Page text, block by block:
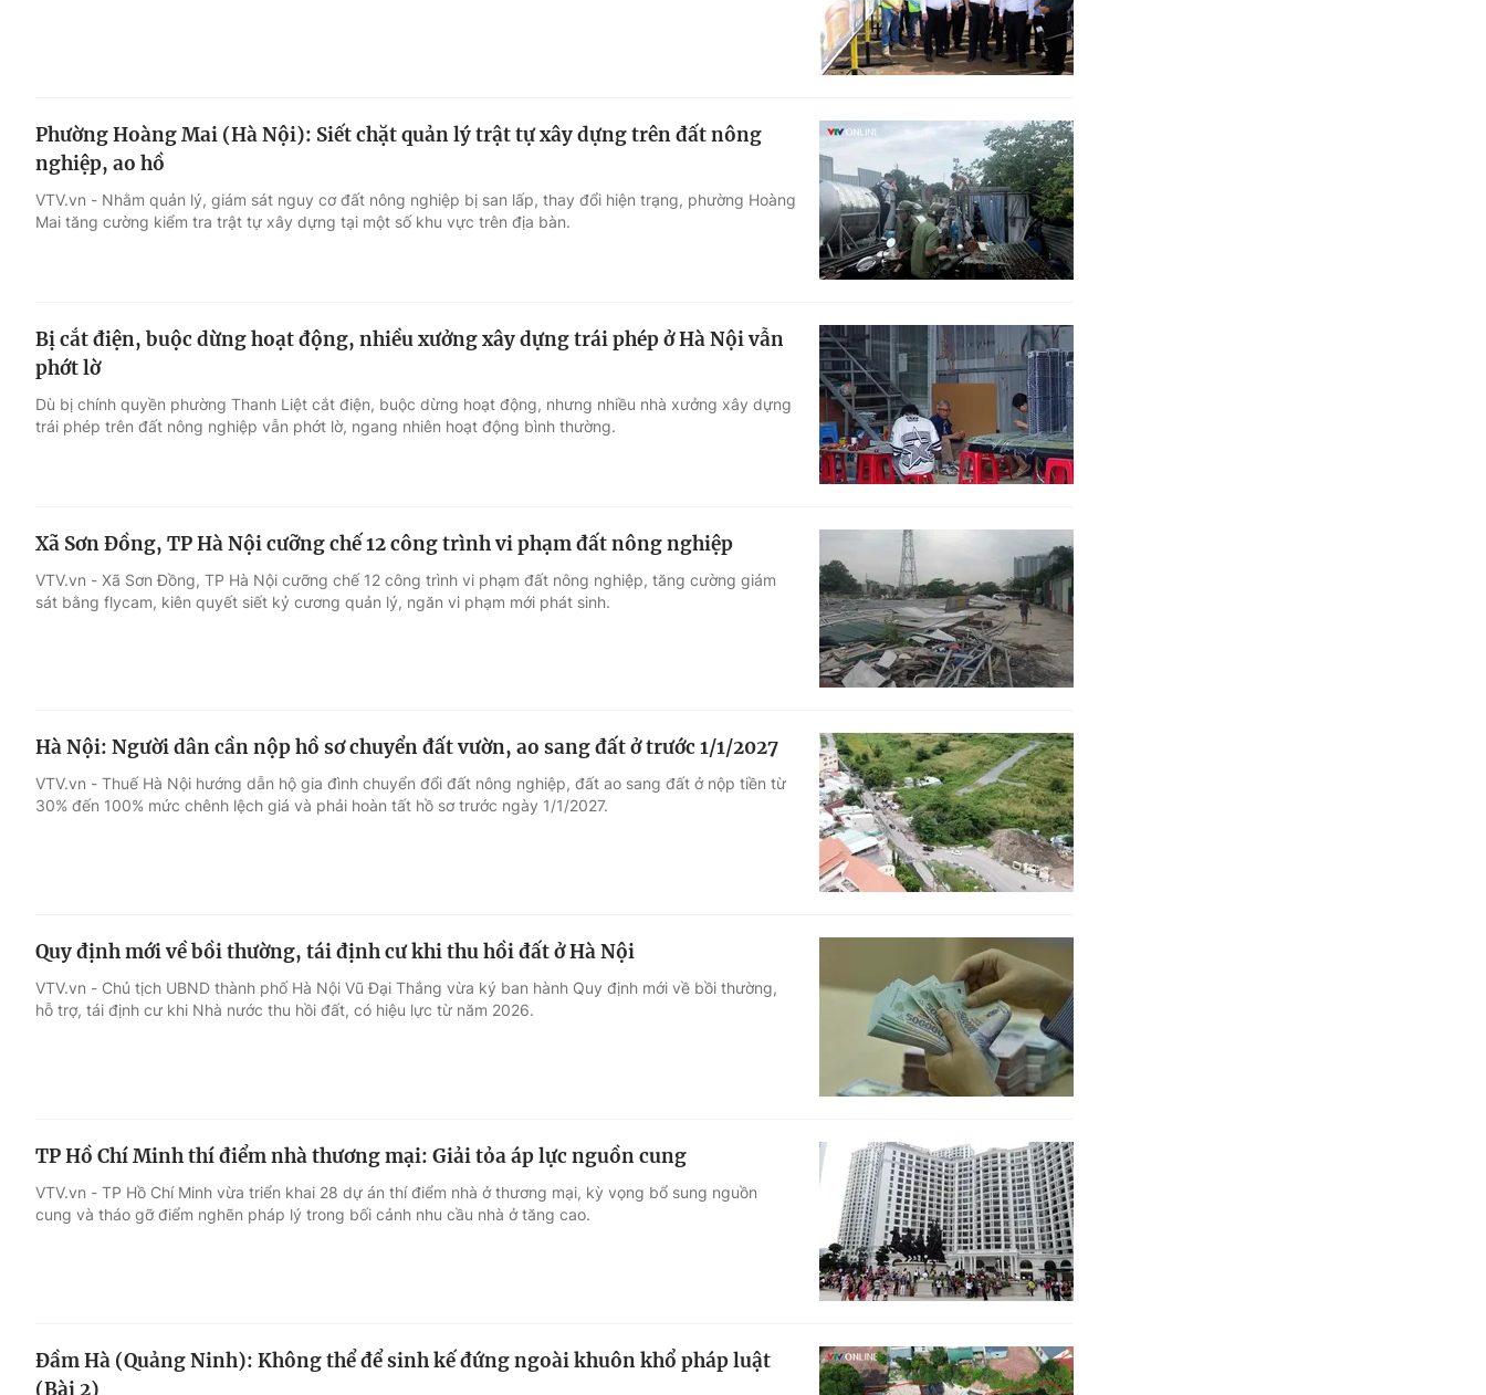
Phường Hoàng Mai (Hà Nội): Siết chặt quản lý trật tự xây dựng trên đất nông
nghiệp, ao hồ
VTV.vn - Nhằm quản lý, giám sát nguy cơ đất nông nghiệp bị san lấp, thay đổi hiện trạng, phường Hoàng
Mai tăng cường kiểm tra trật tự xây dựng tại một số khu vực trên địa bàn.
Bị cắt điện, buộc dừng hoạt động, nhiều xưởng xây dựng trái phép ở Hà Nội vẫn
phớt lờ
Dù bị chính quyền phường Thanh Liệt cắt điện, buộc dừng hoạt động, nhưng nhiều nhà xưởng xây dựng
trái phép trên đất nông nghiệp vẫn phớt lờ, ngang nhiên hoạt động bình thường.
Xã Sơn Đồng, TP Hà Nội cưỡng chế 12 công trình vi phạm đất nông nghiệp
VTV.vn - Xã Sơn Đồng, TP Hà Nội cưỡng chế 12 công trình vi phạm đất nông nghiệp, tăng cường giám
sát bằng flycam, kiên quyết siết kỷ cương quản lý, ngăn vi phạm mới phát sinh.
Hà Nội: Người dân cần nộp hồ sơ chuyển đất vườn, ao sang đất ở trước 1/1/2027
VTV.vn - Thuế Hà Nội hướng dẫn hộ gia đình chuyển đổi đất nông nghiệp, đất ao sang đất ở nộp tiền từ
30% đến 100% mức chênh lệch giá và phải hoàn tất hồ sơ trước ngày 1/1/2027.
Quy định mới về bồi thường, tái định cư khi thu hồi đất ở Hà Nội
VTV.vn - Chủ tịch UBND thành phố Hà Nội Vũ Đại Thắng vừa ký ban hành Quy định mới về bồi thường,
hỗ trợ, tái định cư khi Nhà nước thu hồi đất, có hiệu lực từ năm 2026.
TP Hồ Chí Minh thí điểm nhà thương mại: Giải tỏa áp lực nguồn cung
VTV.vn - TP Hồ Chí Minh vừa triển khai 28 dự án thí điểm nhà ở thương mại, kỳ vọng bổ sung nguồn
cung và tháo gỡ điểm nghẽn pháp lý trong bối cảnh nhu cầu nhà ở tăng cao.
Đầm Hà (Quảng Ninh): Không thể để sinh kế đứng ngoài khuôn khổ pháp luật
(Bài 2)